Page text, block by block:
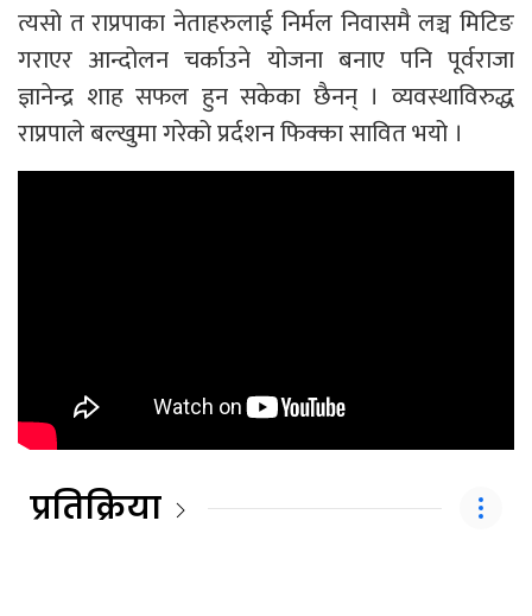
त्यसो त राप्रपाका नेताहरुलाई निर्मल निवासमै लञ्च मिटिङ
गराएर आन्दोलन चर्काउने योजना बनाए पनि पूर्वराजा
ज्ञानेन्द्र शाह सफल हुन सकेका छैनन् । व्यवस्थाविरुद्ध
राप्रपाले बल्खुमा गरेको प्रर्दशन फिक्का सावित भयो ।
प्रतिक्रिया